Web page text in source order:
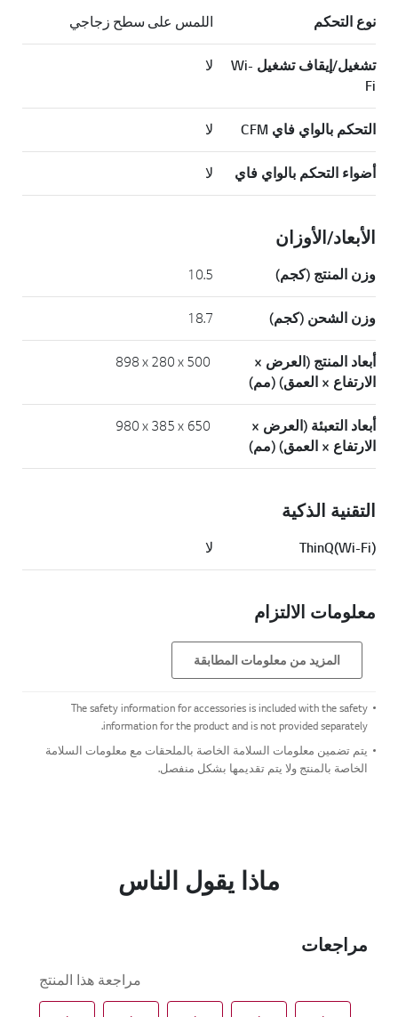
نوع التحكم اللمس على سطح زجاجي
تشغيل/إيقاف تشغيل Wi-
Fi
لا
التحكم بالواي فاي CFM لا
أضواء التحكم بالواي فاي لا
الأبعاد/الأوزان
وزن المنتج (كجم) 10.5
وزن الشحن (كجم) 18.7
أبعاد المنتج (العرض ×
الارتفاع × العمق) (مم)
‎898 x 280 x 500 ‎
أبعاد التعبئة (العرض ×
الارتفاع × العمق) (مم)
‎980 x 385 x 650 ‎
التقنية الذكية
ThinQ(Wi-Fi) لا
معلومات الالتزام
المزيد من معلومات المطابقة
The safety information for accessories is included with the safety
information for the product and is not provided separately.
يتم تضمين معلومات السلامة الخاصة بالملحقات مع معلومات السلامة
الخاصة بالمنتج ولا يتم تقديمها بشكل منفصل.
ماذا يقول الناس